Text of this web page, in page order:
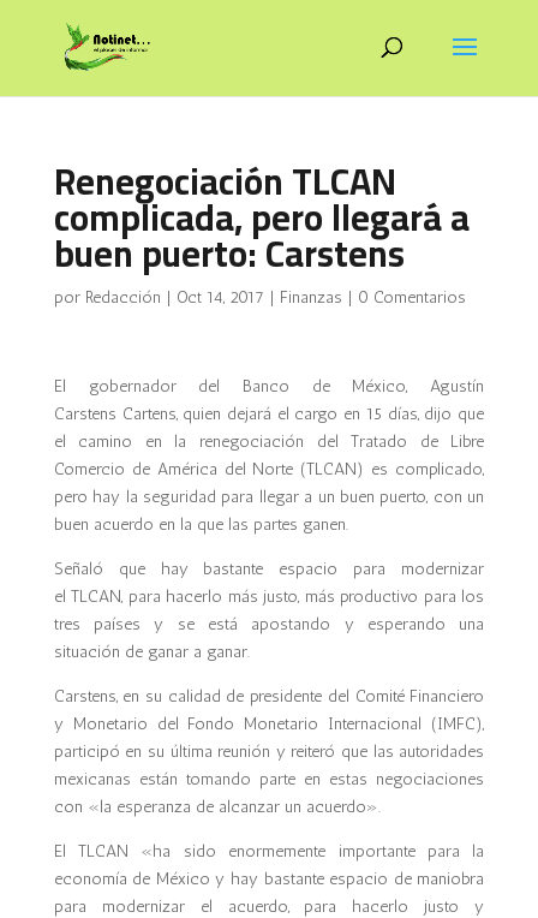
Renegociación TLCAN
complicada, pero llegará a
buen puerto: Carstens
por Redacción | Oct 14, 2017 | Finanzas | 0 Comentarios
El gobernador del Banco de México, Agustín
Carstens Cartens, quien dejará el cargo en 15 días, dijo que
el camino en la renegociación del Tratado de Libre
Comercio de América del Norte (TLCAN) es complicado,
pero hay la seguridad para llegar a un buen puerto, con un
buen acuerdo en la que las partes ganen.
Señaló que hay bastante espacio para modernizar
el TLCAN, para hacerlo más justo, más productivo para los
tres países y se está apostando y esperando una
situación de ganar a ganar.
Carstens, en su calidad de presidente del Comité Financiero
y Monetario del Fondo Monetario Internacional (IMFC),
participó en su última reunión y reiteró que las autoridades
mexicanas están tomando parte en estas negociaciones
con «la esperanza de alcanzar un acuerdo».
El TLCAN «ha sido enormemente importante para la
economía de México y hay bastante espacio de maniobra
para modernizar el acuerdo, para hacerlo justo y